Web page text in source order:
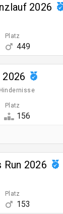
2026
Platz
449
2026
Platz
156
2026
Platz
153